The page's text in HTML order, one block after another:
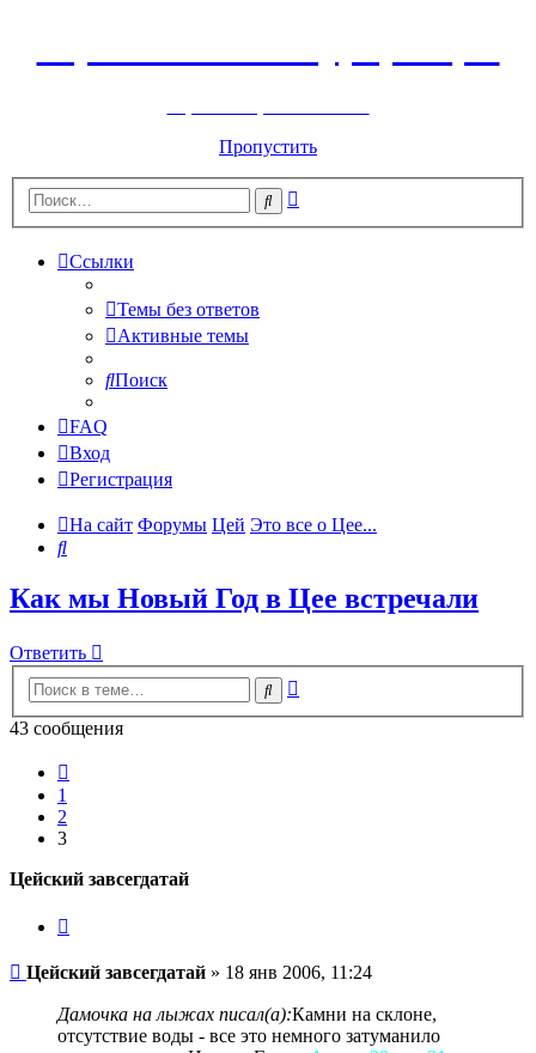
Пропустить
Поиск
Ссылки
Темы без ответов
Активные темы
Поиск
FAQ
Вход
Регистрация
На сайт Форумы Цей Это все о Цее...
Поиск
Как мы Новый Год в Цее встречали
Ответить
Поиск
43 сообщения
1
2
3
Цейский завсегдатай
Сообщение
Цейский завсегдатай » 18 янв 2006, 11:24
Дамочка на лыжах писал(а):Камни на склоне,
отсутствие воды - все это немного затуманило